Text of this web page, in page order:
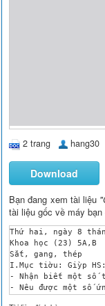
2 trang hang30
Download
Bạn đang xem tài liệu
tài liệu gốc về máy
Thứ hai, ngày 8
Khoa học (23) 5A,B
Sắt, gang, thép
I.Mục tiờu: Giỳp HS:
- Nhận biết một số
- Nêu được một số
- Quan sát, nhận